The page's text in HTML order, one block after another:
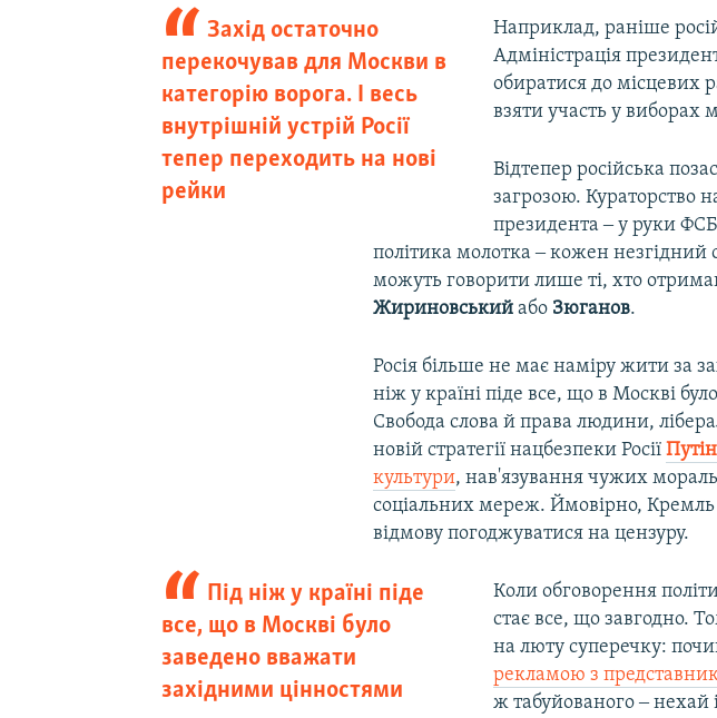
Захід остаточно
перекочував для Москви в
категорію ворога. І весь
внутрішній устрій Росії
тепер переходить на нові
рейки
Наприклад, раніше
Адміністрація
обиратися до місцевих
взяти участь у виборах
Відтепер російська
загрозою. Кураторство
президента ‒ у руки
політика молотка ‒ кожен незгідний
можуть говорити лише ті, хто
Жириновськийабо Зюганов.
Росія більше не має наміру жити за
ніж у країні піде все, що в Москві
Свобода слова й права людини,
новій стратегії нацбезпеки РосіїПутін
культури, нав'язування чужих
соціальних мереж. Ймовірно,
відмову погоджуватися на цензуру.
Під ніж у країні піде
все, що в Москві було
заведено вважати
західними цінностями
Коли обговорення
стає все, що завгодно.
на люту суперечку:
рекламою з
ж табуйованого ‒ нехай